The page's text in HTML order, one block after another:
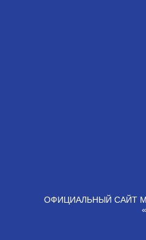
ОФИЦИАЛЬНЫЙ САЙТ